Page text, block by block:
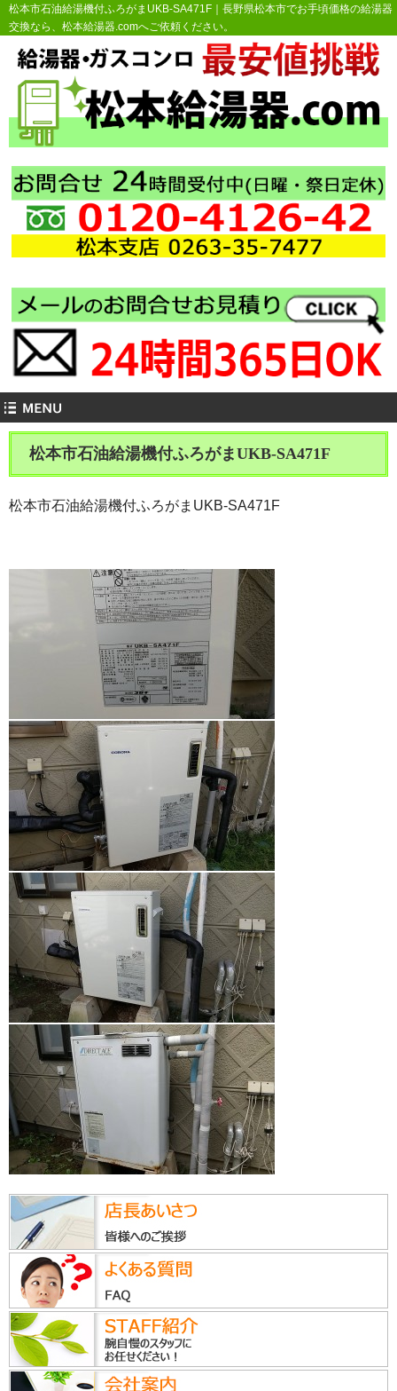
松本市石油給湯機付ふろがまUKB-SA471F｜長野県松本市でお手頃価格の給湯器
交換なら、松本給湯器.comへご依頼ください。
松本市石油給湯機付ふろがまUKB-SA471F
松本市石油給湯機付ふろがまUKB-SA471F